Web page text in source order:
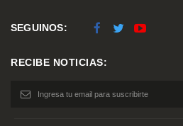
SEGUINOS:
RECIBE NOTICIAS: